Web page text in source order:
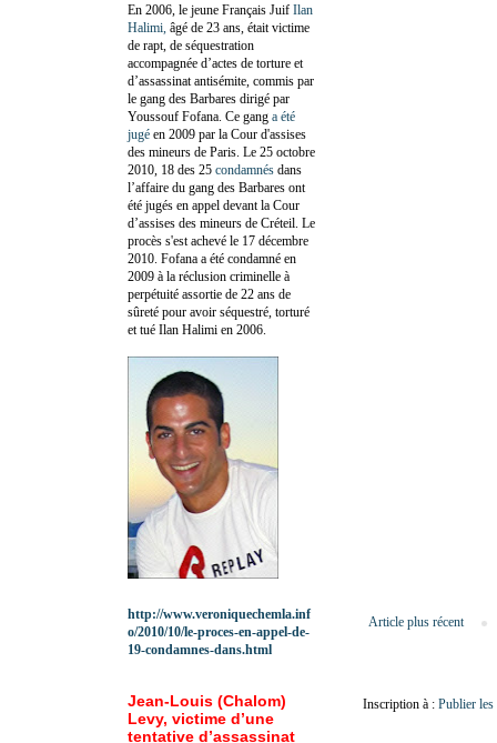
Article plus récent
Inscription à : Publier
En 2006, le jeune Français Juif Ilan
Halimi, âgé de 23 ans, était victime
de rapt, de séquestration
accompagnée d’actes de torture et
d’assassinat antisémite, commis par
le gang des Barbares dirigé par
Youssouf Fofana. Ce gang a été
jugé en 2009 par la Cour d'assises
des mineurs de Paris. Le 25 octobre
2010, 18 des 25 condamnés dans
l’affaire du gang des Barbares ont
été jugés en appel devant la Cour
d’assises des mineurs de Créteil. Le
procès s'est achevé le 17 décembre
2010. Fofana a été condamné en
2009 à la réclusion criminelle à
perpétuité assortie de 22 ans de
sûreté pour avoir séquestré, torturé
et tué Ilan Halimi en 2006.
http://www.veroniquechemla.inf
o/2010/10/le-proces-en-appel-de-
19-condamnes-dans.html
Jean-Louis (Chalom)
Levy, victime d’une
tentative d’assassinat